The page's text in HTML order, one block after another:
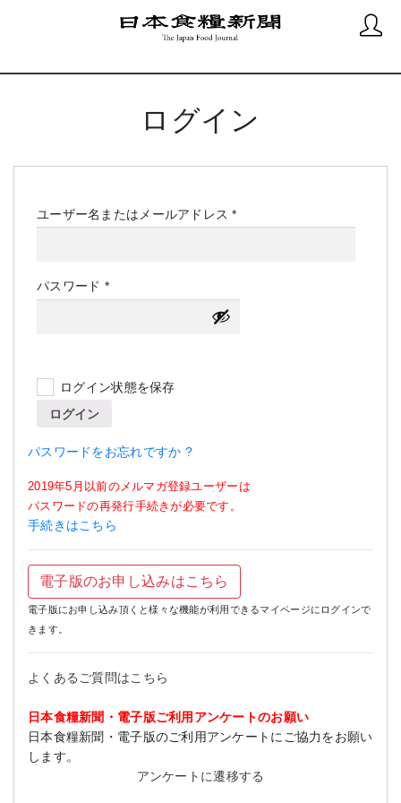
ログイン
ユーザー名またはメールアドレス*必
パスワード *必
須
ログイン状態を保存
ログイン
パスワードをお忘れですか ?
2019年5月以前のメルマガ登録ユーザーは
パスワードの再発行手続きが必要です。
手続きはこちら
電子版のお申し込みはこちら
電子版にお申し込み頂くと様々な機能が利用できるマイページにログインで
きます。
よくあるご質問はこちら
日本食糧新聞・電子版ご利用アンケートのお願い
日本食糧新聞・電子版のご利用アンケートにご協力をお願い
します。
アンケートに遷移する